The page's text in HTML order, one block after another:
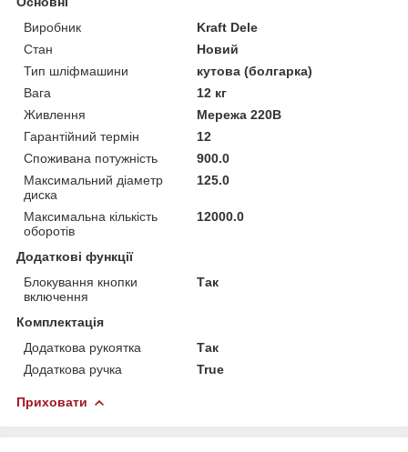
Виробник
Kraft Dele
Стан
Новий
Тип шліфмашини
кутова (болгарка)
Вага
12 кг
Живлення
Мережа 220В
Гарантійний термін
12
Споживана потужність
900.0
Максимальний діаметр
диска
125.0
Максимальна кількість
оборотів
12000.0
Додаткові функції
Блокування кнопки
включення
Так
Комплектація
Додаткова рукоятка
Так
Додаткова ручка
True
Приховати